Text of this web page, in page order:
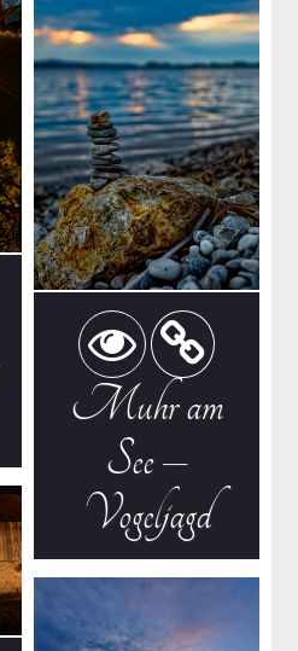
Muhr am
See –
Vogeljagd